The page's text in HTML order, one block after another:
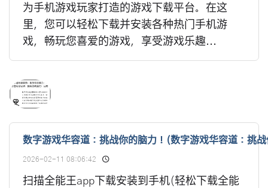
为手机游戏玩家打造的游戏下载平台。在这
里，您可以轻松下载并安装各种热门手机游
戏，畅玩您喜爱的游戏，享受游戏乐趣...
数字游戏华容道：挑战你的脑力！(数字游戏华容道：挑
2026-02-11 08:06:42
扫描全能王app下载安装到手机(轻松下载全能